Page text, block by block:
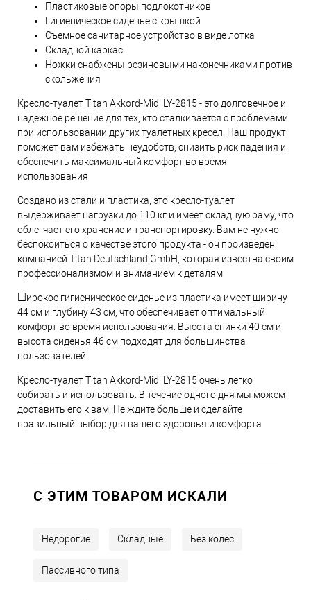
Пластиковые опоры подлокотников
Гигиеническое сиденье с крышкой
Съемное санитарное устройство в виде лотка
Складной каркас
Ножки снабжены резиновыми наконечниками против
скольжения
Кресло-туалет Titan Akkord-Midi LY-2815 - это долговечное и
надежное решение для тех, кто сталкивается с проблемами
при использовании других туалетных кресел. Наш продукт
поможет вам избежать неудобств, снизить риск падения и
обеспечить максимальный комфорт во время
использования
Создано из стали и пластика, это кресло-туалет
выдерживает нагрузки до 110 кг и имеет складную раму, что
облегчает его хранение и транспортировку. Вам не нужно
беспокоиться о качестве этого продукта - он произведен
компанией Titan Deutschland GmbH, которая известна своим
профессионализмом и вниманием к деталям
Широкое гигиеническое сиденье из пластика имеет ширину
44 см и глубину 43 см, что обеспечивает оптимальный
комфорт во время использования. Высота спинки 40 см и
высота сиденья 46 см подходят для большинства
пользователей
Кресло-туалет Titan Akkord-Midi LY-2815 очень легко
собирать и использовать. В течение одного дня мы можем
доставить его к вам. Не ждите больше и сделайте
правильный выбор для вашего здоровья и комфорта
C ЭТИМ ТОВАРОМ ИСКАЛИ
Недорогие Складные Без колес
Пассивного типа